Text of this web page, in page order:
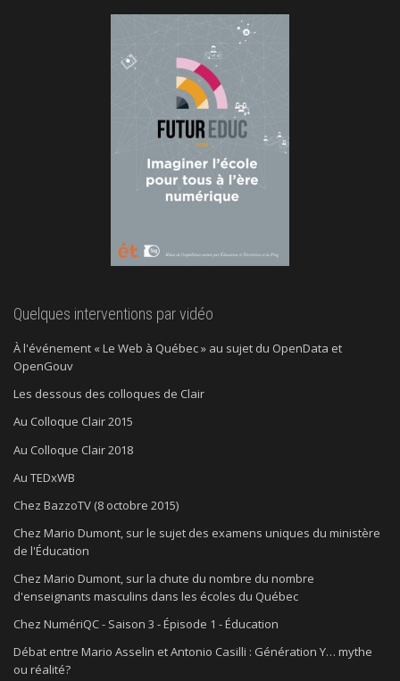
Quelques interventions par vidéo
À l'événement « Le Web à Québec » au sujet du OpenData et
OpenGouv
Les dessous des colloques de Clair
Au Colloque Clair 2015
Au Colloque Clair 2018
Au TEDxWB
Chez BazzoTV (8 octobre 2015)
Chez Mario Dumont, sur le sujet des examens uniques du ministère
de l'Éducation
Chez Mario Dumont, sur la chute du nombre du nombre
d'enseignants masculins dans les écoles du Québec
Chez NumériQC - Saison 3 - Épisode 1 - Éducation
Débat entre Mario Asselin et Antonio Casilli : Génération Y… mythe
ou réalité?